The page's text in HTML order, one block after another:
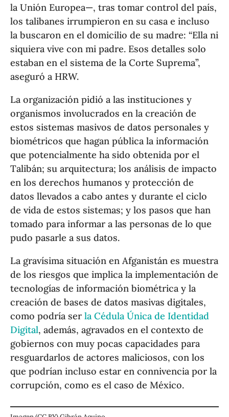
la Unión Europea—, tras tomar control del país,
los talibanes irrumpieron en su casa e incluso
la buscaron en el domicilio de su madre: “Ella ni
siquiera vive con mi padre. Esos detalles solo
estaban en el sistema de la Corte Suprema”,
aseguró a HRW.
La organización pidió a las instituciones y
organismos involucrados en la creación de
estos sistemas masivos de datos personales y
biométricos que hagan pública la información
que potencialmente ha sido obtenida por el
Talibán; su arquitectura; los análisis de impacto
en los derechos humanos y protección de
datos llevados a cabo antes y durante el ciclo
de vida de estos sistemas; y los pasos que han
tomado para informar a las personas de lo que
pudo pasarle a sus datos.
La gravísima situación en Afganistán es muestra
de los riesgos que implica la implementación de
tecnologías de información biométrica y la
creación de bases de datos masivas digitales,
como podría serla Cédula Única de Identidad
Digital, además, agravados en el contexto de
gobiernos con muy pocas capacidades para
resguardarlos de actores maliciosos, con los
que podrían incluso estar en connivencia por la
corrupción, como es el caso de México.